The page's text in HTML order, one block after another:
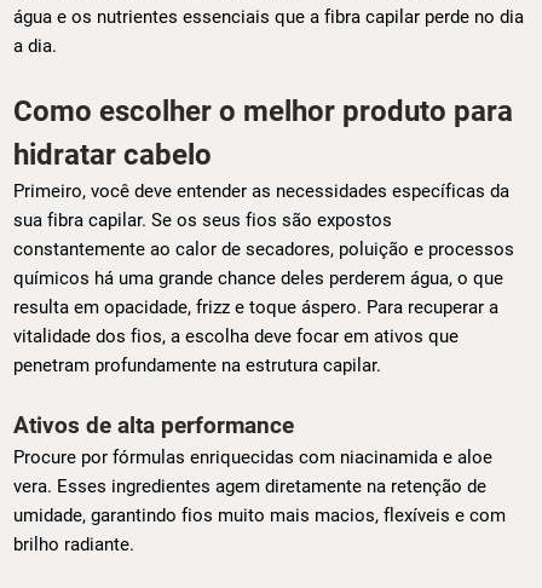
água e os nutrientes essenciais que a fibra capilar perde no dia
a dia.
Como escolher o melhor produto para
hidratar cabelo
Primeiro, você deve entender as necessidades específicas da
sua fibra capilar. Se os seus fios são expostos
constantemente ao calor de secadores, poluição e processos
químicos há uma grande chance deles perderem água, o que
resulta em opacidade, frizz e toque áspero. Para recuperar a
vitalidade dos fios, a escolha deve focar em ativos que
penetram profundamente na estrutura capilar.
Ativos de alta performance
Procure por fórmulas enriquecidas com niacinamida e aloe
vera. Esses ingredientes agem diretamente na retenção de
umidade, garantindo fios muito mais macios, flexíveis e com
brilho radiante.